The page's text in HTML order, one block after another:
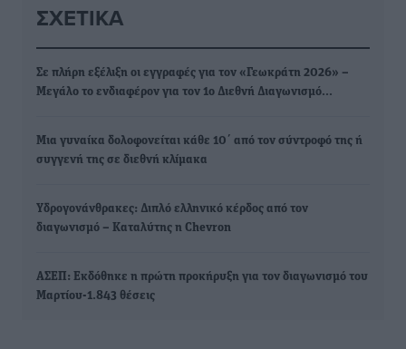
ΣΧΕΤΙΚΆ
Σε πλήρη εξέλιξη οι εγγραφές για τον «Γεωκράτη 2026» –
Μεγάλο το ενδιαφέρον για τον 1ο Διεθνή Διαγωνισμό…
Μια γυναίκα δολοφονείται κάθε 10΄ από τον σύντροφό της ή
συγγενή της σε διεθνή κλίμακα
Υδρογονάνθρακες: Διπλό ελληνικό κέρδος από τον
διαγωνισμό – Καταλύτης η Chevron
ΑΣΕΠ: Εκδόθηκε η πρώτη προκήρυξη για τον διαγωνισμό του
Μαρτίου-1.843 θέσεις